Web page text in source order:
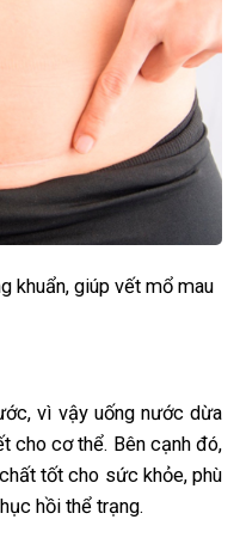
khuẩn, giúp vết mổ mau
vì vậy uống nước dừa
cho cơ thể. Bên cạnh đó,
tốt cho sức khỏe, phù
hồi thể trạng.